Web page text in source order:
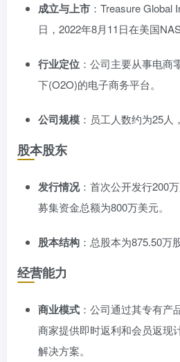
成立与上市 ：Treasure Global
日，2022年8月11日在美国
行业定位 ：公司主要从事电商
下(O2O)的电子商务平台。
公司规模 ：员工人数约为25人
股本股东
发行情况：首次公开发行200
募集资金总额为800万美元。
股本结构 ：总股本为875.50万股
经营能力
商业模式 ：公司通过其专有产
商家提供即时返利和会员返现
解决方案。